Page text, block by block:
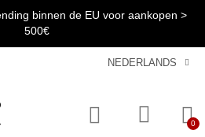
binnen de EU voor aankopen >
500€
NEDERLANDS